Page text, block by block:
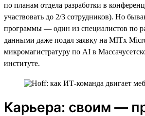
по планам отдела разработки в
участвовать до 2/3 сотрудников). Но
программы — один из специалистов по
данными даже подал заявку на MITx
микромагистратуру по AI в
институте.
Карьера: своим —